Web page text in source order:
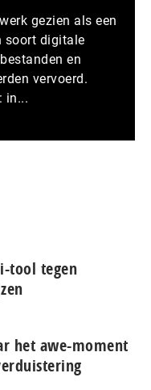
gezien als een
soort digitale
en
vervoerd.
in...
tool tegen
het awe-moment